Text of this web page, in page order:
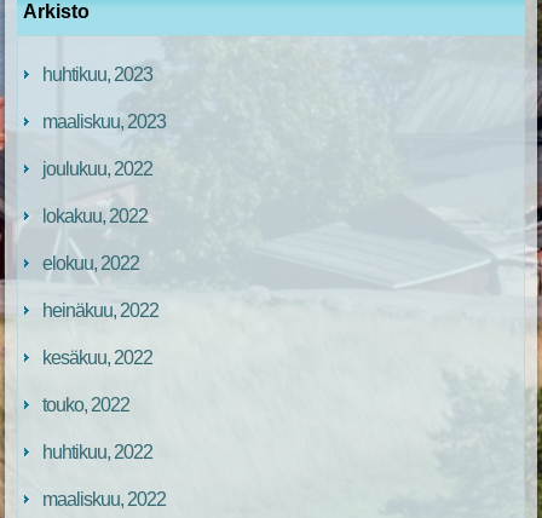
Arkisto
huhtikuu, 2023
maaliskuu, 2023
joulukuu, 2022
lokakuu, 2022
elokuu, 2022
heinäkuu, 2022
kesäkuu, 2022
touko, 2022
huhtikuu, 2022
maaliskuu, 2022